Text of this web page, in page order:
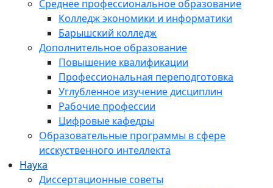
Среднее профессиональное образование
Колледж экономики и информатики
Барышский колледж
Дополнительное образование
Повышение квалификации
Профессиональная переподготовка
Углубленное изучение дисциплин
Рабочие профессии
Цифровые кафедры
Образовательные программы в сфере
исскуственного интеллекта
Наука
Диссертационные советы